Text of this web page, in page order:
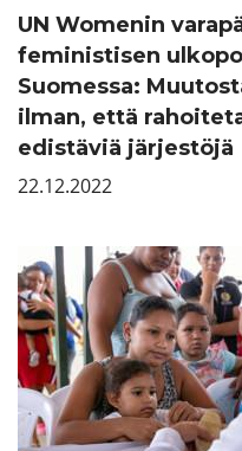
UN Womenin
feministisen
Suomessa:
ilman, että
edistäviä järjestöjä
22.12.2022